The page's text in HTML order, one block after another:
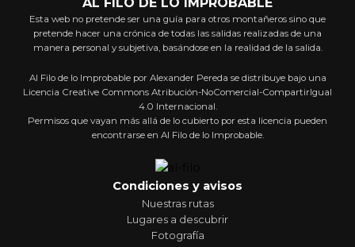
Esta web no pretende ser una guía para otros montañeros sino que
pretende hacer una crónica de todas las salidas realizadas de una
manera personal y subjetiva, basándose en la realidad de la salida.
Al Filo de lo Improbable por Alexander Pereda se distribuye bajo una
Licencia Creative Commons Atribución-NoComercial-CompartirIgual
4.0 Internacional.
Permisos que vayan más allá de lo cubierto por esta licencia pueden
encontrarse en Al Filo de lo Improbable.
Condiciones y avisos
Nuestras rutas
Lugares a descubrir
Fotografía